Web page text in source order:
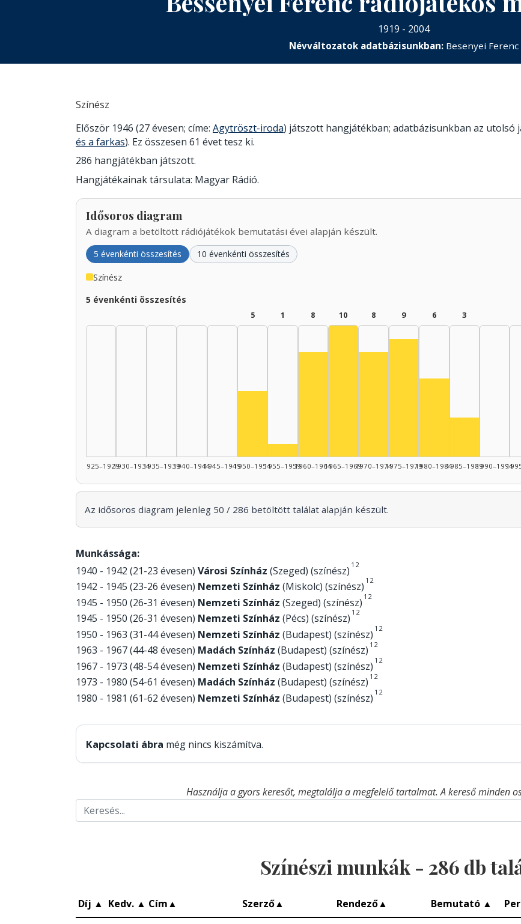
1919 - 2004
Névváltozatok adatbázisunkban: Besenyei Ferenc
Színész
Először 1946 (27 évesen; címe: Agytröszt-iroda) játszott hangjátékban; adatbázisunkban az utolsó
és a farkas). Ez összesen 61 évet tesz ki.
286 hangjátékban játszott.
Hangjátékainak társulata: Magyar Rádió.
Idősoros diagram
A diagram a betöltött rádiójátékok bemutatási évei alapján készült.
5 évenkénti összesítés 10 évenkénti összesítés
Színész
5 évenkénti összesítés
1925–19291930–19341935–19391940–19441945–1949
5
1950–1954
1
Színész, 1955–1959: 1
1955–1959
8
1960–1964
10
1965–1969
8
1970–1974
9
1975–1979
6
1980–1984
3
1985–19891990–1994
Az idősoros diagram jelenleg 50 / 286 betöltött találat alapján készült.
Munkássága:
1940 - 1942 (21-23 évesen) Városi Színház (Szeged) (színész) 1 2
1942 - 1945 (23-26 évesen) Nemzeti Színház (Miskolc) (színész) 1 2
1945 - 1950 (26-31 évesen) Nemzeti Színház (Szeged) (színész) 1 2
1945 - 1950 (26-31 évesen) Nemzeti Színház (Pécs) (színész) 1 2
1950 - 1963 (31-44 évesen) Nemzeti Színház (Budapest) (színész) 1 2
1963 - 1967 (44-48 évesen) Madách Színház (Budapest) (színész) 1 2
1967 - 1973 (48-54 évesen) Nemzeti Színház (Budapest) (színész) 1 2
1973 - 1980 (54-61 évesen) Madách Színház (Budapest) (színész) 1 2
1980 - 1981 (61-62 évesen) Nemzeti Színház (Budapest) (színész) 1 2
Kapcsolati ábra még nincs kiszámítva.
Használja a gyors keresőt, megtalálja a megfelelő tartalmat. A kereső minden
Színészi munkák - 286 db
Díj ▲ Kedv. ▲ Cím▲ Szerző▲ Rendező▲ Bemutató ▲